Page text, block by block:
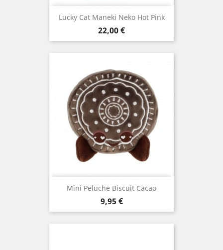
Lucky Cat Maneki Neko Hot Pink
Prix
22,00 €
Mini Peluche Biscuit Cacao
Prix
9,95 €